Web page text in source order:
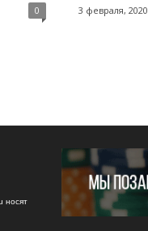
0 3 февраля, 2020
носят